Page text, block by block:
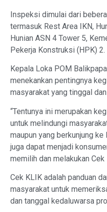
Inspeksi dimulai dari
termasuk Rest Area IKN,
Hunian ASN 4 Tower 5,
Pekerja Konstruksi (HPK) 2.
Kepala Loka POM
menekankan pentingnya
masyarakat yang tinggal
“Tentunya ini merupakan
untuk melindungi
maupun yang berkunjung
juga dapat menjadi
memilih dan melakukan Cek
Cek KLIK adalah panduan
masyarakat untuk
dan tanggal kedaluwarsa